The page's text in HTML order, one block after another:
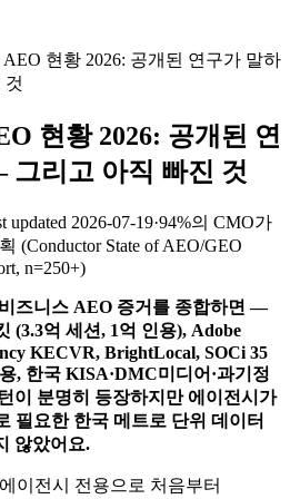
현황 2026: 공개된 연구가 말하
것
현황 2026: 공개된 연
리고 아직 빠진 것
updated 2026-07-19·94%의 CMO가
(Conductor State of AEO/GEO
n=250+)
즈니스 AEO 증거를 종합하면 —
(3.3억 세션, 1억 인용), Adobe
KECVR, BrightLocal, SOCi 35
, 한국 KISA·DMC미디어·과기정
이 분명히 등장하지만 에이전시가
필요한 한국 메트로 단위 데이터
않았어요.
이전시 전용으로 처음부터